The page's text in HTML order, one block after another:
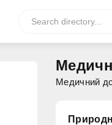
Медичний